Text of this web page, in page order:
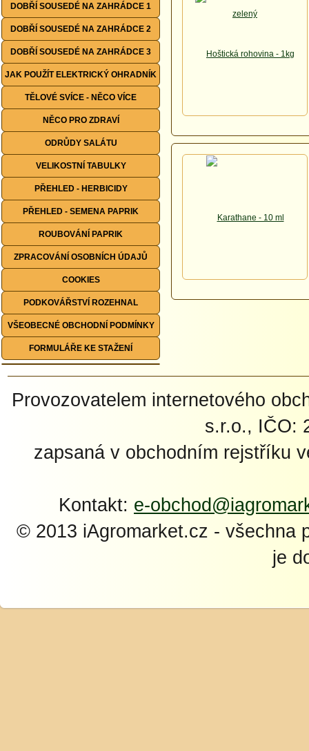
DOBŘÍ SOUSEDÉ NA ZAHRÁDCE 1
DOBŘÍ SOUSEDÉ NA ZAHRÁDCE 2
DOBŘÍ SOUSEDÉ NA ZAHRÁDCE 3
JAK POUŽÍT ELEKTRICKÝ OHRADNÍK
TĚLOVÉ SVÍCE - NĚCO VÍCE
NĚCO PRO ZDRAVÍ
ODRŮDY SALÁTU
VELIKOSTNÍ TABULKY
PŘEHLED - HERBICIDY
PŘEHLED - SEMENA PAPRIK
ROUBOVÁNÍ PAPRIK
ZPRACOVÁNÍ OSOBNÍCH ÚDAJŮ
COOKIES
PODKOVÁŘSTVÍ ROZEHNAL
VŠEOBECNÉ OBCHODNÍ PODMÍNKY
FORMULÁŘE KE STAŽENÍ
Provozovatelem internetového
s.r.o., IČO:
zapsaná v obchodním rejstříku
Kontakt: e-
© 2013 iAgromarket.cz - všechna
je